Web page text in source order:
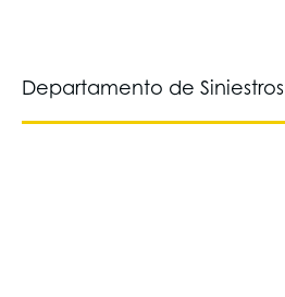
Departamento de Siniestros